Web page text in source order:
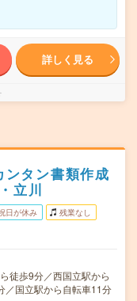
詳しく見る
タン書類作成
立川
日が休み 残業なし
徒歩9分／西国立駅から
／国立駅から自転車11分